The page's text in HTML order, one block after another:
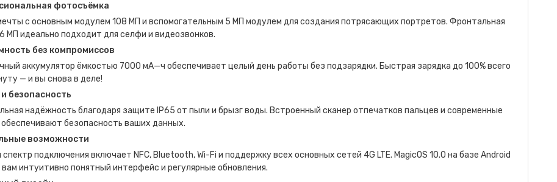
фотосъёмка
с основным модулем 108 МП и вспомогательным 5 МП модулем для создания потрясающих портретов. Фронтальная
МП идеально подходит для селфи и видеозвонков.
без компромиссов
аккумулятор ёмкостью 7000 мА—ч обеспечивает целый день работы без подзарядки. Быстрая зарядка до 100% всего
— и вы снова в деле!
безопасность
надёжность благодаря защите IP65 от пыли и брызг воды. Встроенный сканер отпечатков пальцев и современные
безопасность ваших данных.
возможности
подключения включает NFC, Bluetooth, Wi-Fi и поддержку всех основных сетей 4G LTE. MagicOS 10.0 на базе Android
интуитивно понятный интерфейс и регулярные обновления.